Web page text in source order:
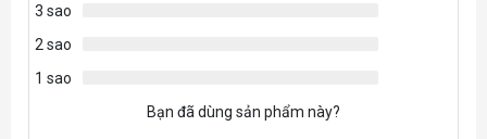
Output
HDMI 2.1b x1
3 sao
2 sao
1 sao
Bạn đã dùng sản phẩm này?